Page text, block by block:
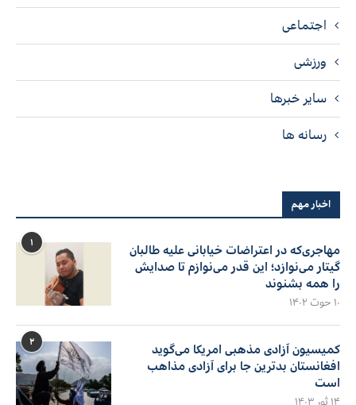
اجتماعی
ورزشی
سایر خبرها
رسانه ها
اخبار مهم
۱
مهاجری‌که در اعتراضات خیابانی علیه طالبان
گیتار می‌نوازد؛ این قدر می‌نوازم تا صدایش
را همه بشنوند
۱۰ حوت ۱۴۰۲
۲
کمیسیون آزادی مذهبی امریکا می‌گوید
افغانستان بدترین جا برای آزادی مذاهب
است
۱۴ ثور ۱۴۰۳